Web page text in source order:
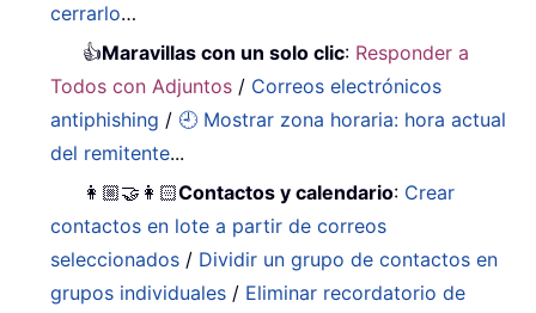
cerrarlo…
👍Maravillas con un solo clic: Responder a
Todos con Adjuntos / Correos electrónicos
antiphishing / 🕘 Mostrar zona horaria: hora actual
del remitente...
👩🏼‍🤝‍👩🏻Contactos y calendario: Crear
contactos en lote a partir de correos
seleccionados / Dividir un grupo de contactos en
grupos individuales / Eliminar recordatorio de